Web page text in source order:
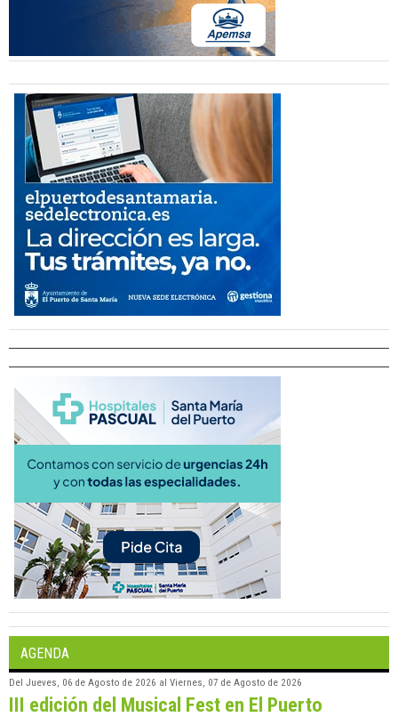
AGENDA
Del Jueves, 06 de Agosto de 2026 al Viernes, 07 de Agosto de 2026
III edición del Musical Fest en El Puerto